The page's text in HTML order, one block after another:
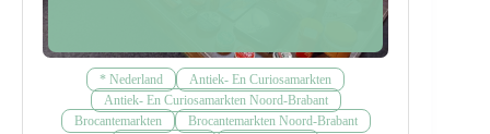
* Nederland
Antiek- En Curiosamarkten
Antiek- En Curiosamarkten Noord-Brabant
Brocantemarkten
Brocantemarkten Noord-Brabant